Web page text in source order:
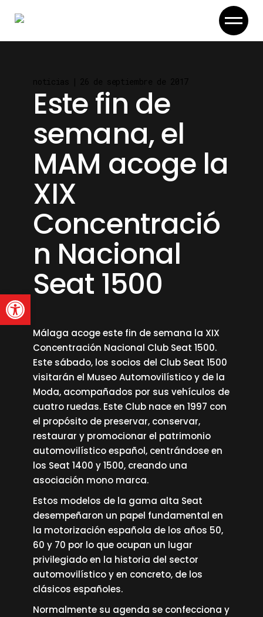
Abrir barra de
Este fin de
semana, el
MAM acoge la
XIX
Concentració
n Nacional
Seat 1500
Málaga acoge este fin de semana la XIX
Concentración Nacional Club Seat 1500.
Este sábado, los socios del Club Seat 1500
visitarán el Museo Automovilístico y de la
Moda, acompañados por sus vehículos de
cuatro ruedas. Este Club nace en 1997 con
el propósito de preservar, conservar,
restaurar y promocionar el patrimonio
automovilístico español, centrándose en
los Seat 1400 y 1500, creando una
asociación mono marca.
Estos modelos de la gama alta Seat
desempeñaron un papel fundamental en
la motorización española de los años 50,
60 y 70 por lo que ocupan un lugar
privilegiado en la historia del sector
automovilístico y en concreto, de los
clásicos españoles.
Normalmente su agenda se confecciona y